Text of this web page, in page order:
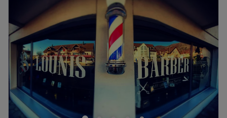
Mittwoch
09:00
Donnerstag
09:00–20:00
Freitag
09:30–19:30
Samstag
09:00–17:00
Sonntag
Geschlossen
Aufgepasst, ein echter Geheimtipp ist das Kosmetikstudio
Ipanema Beauty Swiss in Olten, in der Nähe des
Kunstmuseums. Nach einer individuellen Beratung kannst
du zwischen pflegenden Gesichts- und